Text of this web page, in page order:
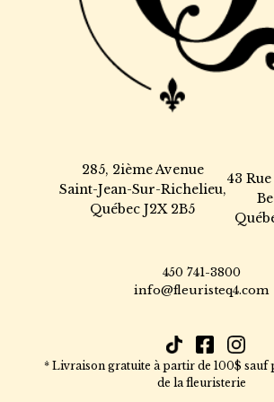
285, 2ième Avenue
Saint-Jean-Sur-Richelieu,
Québec J2X 2B5
43
450 741-3800
info@fleuristeq4.com
* Livraison gratuite à partir de 100$ sauf
de la fleuristerie